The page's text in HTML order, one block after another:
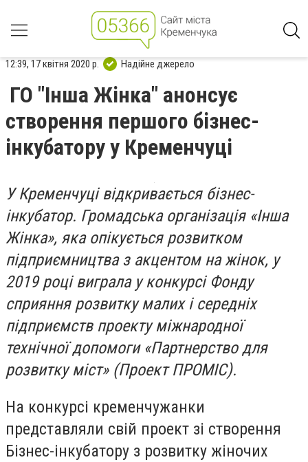
12:39, 17 квітня 2020 р. Надійне джерело
ГО "Інша Жінка" анонсує
створення першого бізнес-
інкубатору у Кременчуці
У Кременчуці відкривається бізнес-
інкубатор. Громадська організація «Інша
Жінка», яка опікується розвитком
підприємництва з акцентом на жінок, у
2019 році виграла у конкурсі Фонду
сприяння розвитку малих і середніх
підприємств проекту міжнародної
технічної допомоги «Партнерство для
розвитку міст» (Проект ПРОМІС).
На конкурсі кременчужанки
представляли свій проект зі створення
Бізнес-інкубатору з розвитку жіночих